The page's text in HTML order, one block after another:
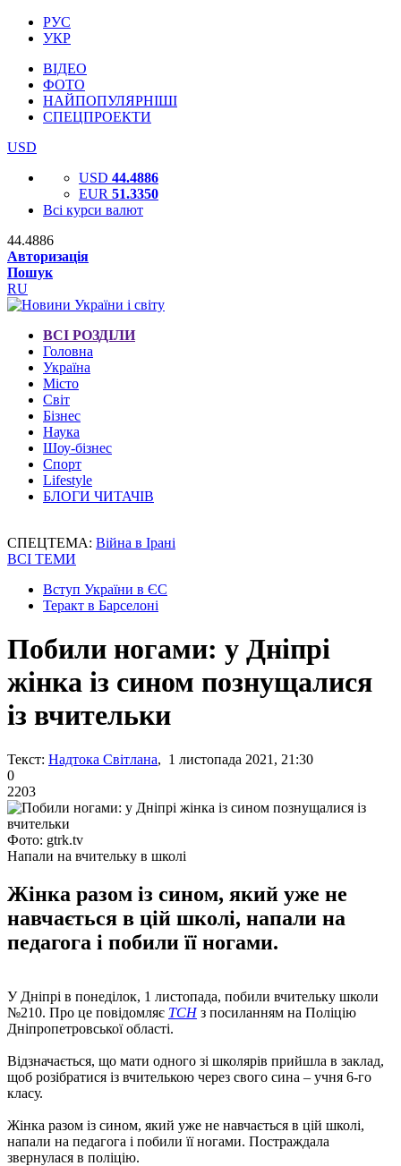
РУС
УКР
ВІДЕО
ФОТО
НАЙПОПУЛЯРНІШІ
СПЕЦПРОЕКТИ
USD
USD 44.4886
EUR 51.3350
Всі курси валют
44.4886
Авторизація
Пошук
RU
ВСІ РОЗДІЛИ
Головна
Україна
Місто
Світ
Бізнес
Наука
Шоу-бізнес
Спорт
Lifestyle
БЛОГИ ЧИТАЧІВ
СПЕЦТЕМА: Війна в Ірані
ВСІ ТЕМИ
Вступ України в ЄС
Теракт в Барселоні
Побили ногами: у Дніпрі
жінка із сином познущалися
із вчительки
Текст: Надтока Світлана, 1 листопада 2021, 21:30
0
2203
Фото: gtrk.tv
Напали на вчительку в школі
Жінка разом із сином, який уже не
навчається в цій школі, напали на
педагога і побили її ногами.
У Дніпрі в понеділок, 1 листопада, побили вчительку школи
№210. Про це повідомляє ТСНз посиланням на Поліцію
Дніпропетровської області.
Відзначається, що мати одного зі школярів прийшла в заклад,
щоб розібратися із вчителькою через свого сина – учня 6-го
класу.
Жінка разом із сином, який уже не навчається в цій школі,
напали на педагога і побили її ногами. Постраждала
звернулася в поліцію.